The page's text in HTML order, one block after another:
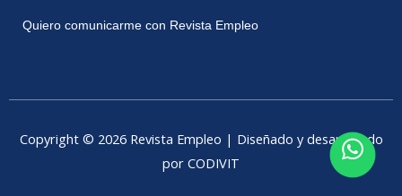
Quiero comunicarme con Revista Empleo
Copyright © 2026 Revista Empleo | Diseñado y desarrollado
por CODIVIT